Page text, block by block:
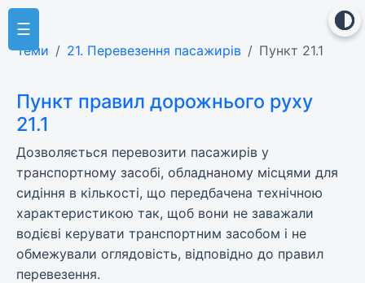
☰
Теми 21. Перевезення пасажирів Пункт 21.1
Пункт правил дорожнього руху
21.1
Дозволяється перевозити пасажирів у
транспортному засобі, обладнаному місцями для
сидіння в кількості, що передбачена технічною
характеристикою так, щоб вони не заважали
водієві керувати транспортним засобом і не
обмежували оглядовість, відповідно до правил
перевезення.